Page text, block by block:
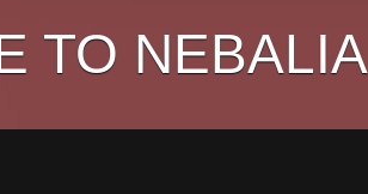
TO NEBALIA